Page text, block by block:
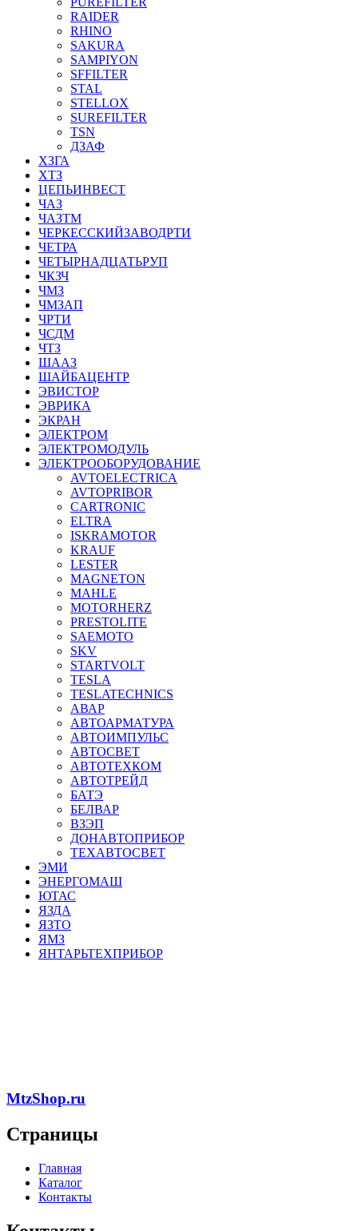
RAIDER
RHINO
SAKURA
SAMPIYON
SFFILTER
STAL
STELLOX
SUREFILTER
TSN
ДЗАФ
ХЗГА
ХТЗ
ЦЕПЬИНВЕСТ
ЧАЗ
ЧАЗТМ
ЧЕРКЕССКИЙЗАВОДРТИ
ЧЕТРА
ЧЕТЫРНАДЦАТЬРУП
ЧКЗЧ
ЧМЗ
ЧМЗАП
ЧРТИ
ЧСДМ
ЧТЗ
ШААЗ
ШАЙБАЦЕНТР
ЭВИСТОР
ЭВРИКА
ЭКРАН
ЭЛЕКТРОМ
ЭЛЕКТРОМОДУЛЬ
ЭЛЕКТРООБОРУДОВАНИЕ
AVTOELECTRICA
AVTOPRIBOR
CARTRONIC
ELTRA
ISKRAMOTOR
KRAUF
LESTER
MAGNETON
MAHLE
MOTORHERZ
PRESTOLITE
SAEMOTO
SKV
STARTVOLT
TESLA
TESLATECHNICS
АВАР
АВТОАРМАТУРА
АВТОИМПУЛЬС
АВТОСВЕТ
АВТОТЕХКОМ
АВТОТРЕЙД
БАТЭ
БЕЛВАР
ВЗЭП
ДОНАВТОПРИБОР
ТЕХАВТОСВЕТ
ЭМИ
ЭНЕРГОМАШ
ЮТАС
ЯЗДА
ЯЗТО
ЯМЗ
ЯНТАРЬТЕХПРИБОР
MtzShop.ru
Страницы
Главная
Каталог
Контакты